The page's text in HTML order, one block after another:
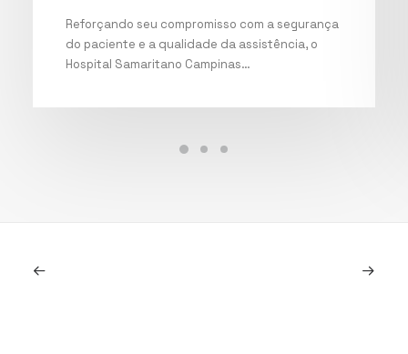
Reforçando seu compromisso com a segurança
do paciente e a qualidade da assistência, o
Hospital Samaritano Campinas…